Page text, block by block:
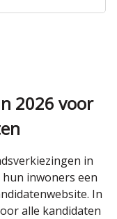
2026 voor
in
inwoners een
In
alle kandidaten